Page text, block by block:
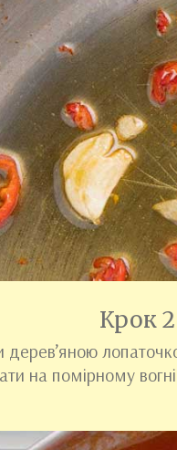
Крок 2
на помірному